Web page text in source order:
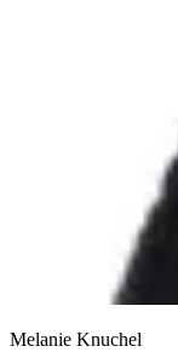
Melanie Knuchel